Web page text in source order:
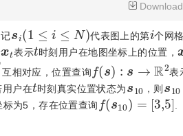
记
(1 ≤ N
代表图上的第
i
个网
xt
表示
t
时刻用户在地图坐标上的位置，
x
*
互相对应，位置查询
(s :
表
用户在
t
时刻真实位置状态为
10
，则
为5，存在位置查询
f(s10) =[ 3,5]
.